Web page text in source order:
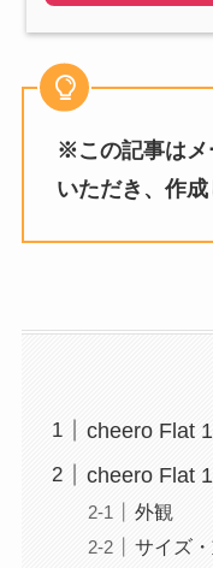
※この記事はメ
いただき、作成
cheero Flat
cheero Flat
外観
サイズ